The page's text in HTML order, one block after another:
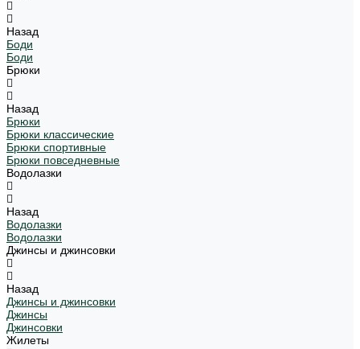
Назад
Боди
Боди
Брюки
Назад
Брюки
Брюки классические
Брюки спортивные
Брюки повседневные
Водолазки
Назад
Водолазки
Водолазки
Джинсы и джинсовки
Назад
Джинсы и джинсовки
Джинсы
Джинсовки
Жилеты